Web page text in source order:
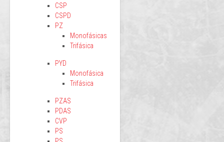
CSP
CSPD
PZ
Monofásicas
Trifásica
PYD
Monofásica
Trifásica
PZAS
PDAS
CVP
PS